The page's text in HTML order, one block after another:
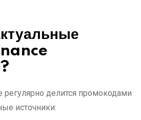
делится промокодами
источники: